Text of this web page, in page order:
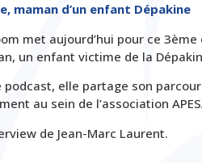
maman d’un enfant Dépakine
met aujourd’hui pour ce
un enfant victime de la
podcast, elle partage son
au sein de l’association
de Jean-Marc Laurent.